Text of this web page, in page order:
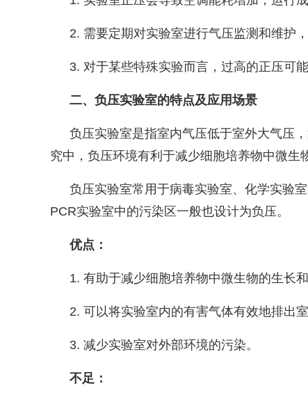
2. 需要定期对实验室进行气压监测和维护
3. 对于某些特殊实验而言，过高的正压可
二、负压实验室的特点及应用场景
负压实验室是指室内气压低于室外大气压
究中，负压环境有利于减少细胞培养物中微生
负压实验室常用于病毒实验室、化学实验
PCR实验室中的污染区一般也设计为负压。
优点：
1. 有助于减少细胞培养物中微生物的生长
2. 可以将实验室内的有害气体有效地排出
3. 减少实验室对外部环境的污染。
不足：